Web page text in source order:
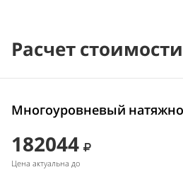
Расчет стоимости
Многоуровневый
182044
Цена актуальна до